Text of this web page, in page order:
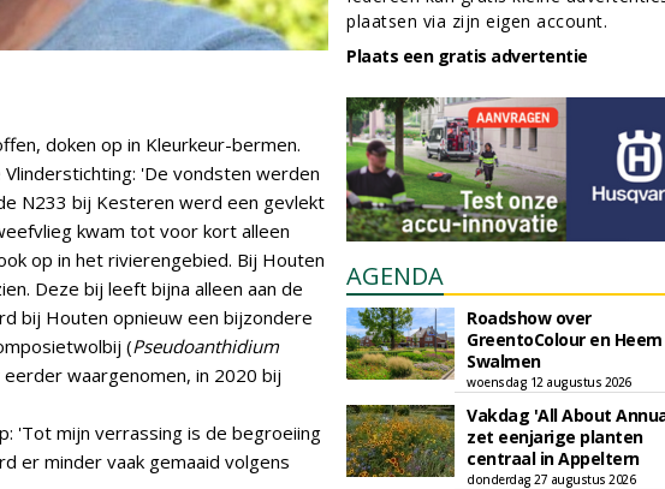
doken op in Kleurkeur-bermen.
'De vondsten werden
N233 bij Kesteren werd een gevlekt
kwam tot voor kort alleen
op in het rivierengebied. Bij Houten
Deze bij leeft bijna alleen aan de
bij Houten opnieuw een bijzondere
(Pseudoanthidium
waargenomen, in 2020 bij
'Tot mijn verrassing is de begroeiing
er minder vaak gemaaid volgens
plaatsen via zijn eigen account.
Plaats een gratis advertentie
AGENDA
Roadshow over
GreentoColour en
Swalmen
woensdag 12 augustus 2026
Vakdag 'All About
zet eenjarige planten
centraal in Appeltern
donderdag 27 augustus 2026